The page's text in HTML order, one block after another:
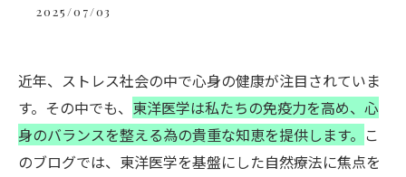
2025/07/03
近年、ストレス社会の中で心身の健康が注目されていま
す。その中でも、 東洋医学は私たちの免疫力を高め、心
身のバランスを整える為の貴重な知恵を提供します。 こ
のブログでは、東洋医学を基盤にした自然療法に焦点を